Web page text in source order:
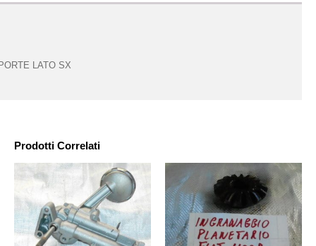
Prodotti Correlati
LATO SX